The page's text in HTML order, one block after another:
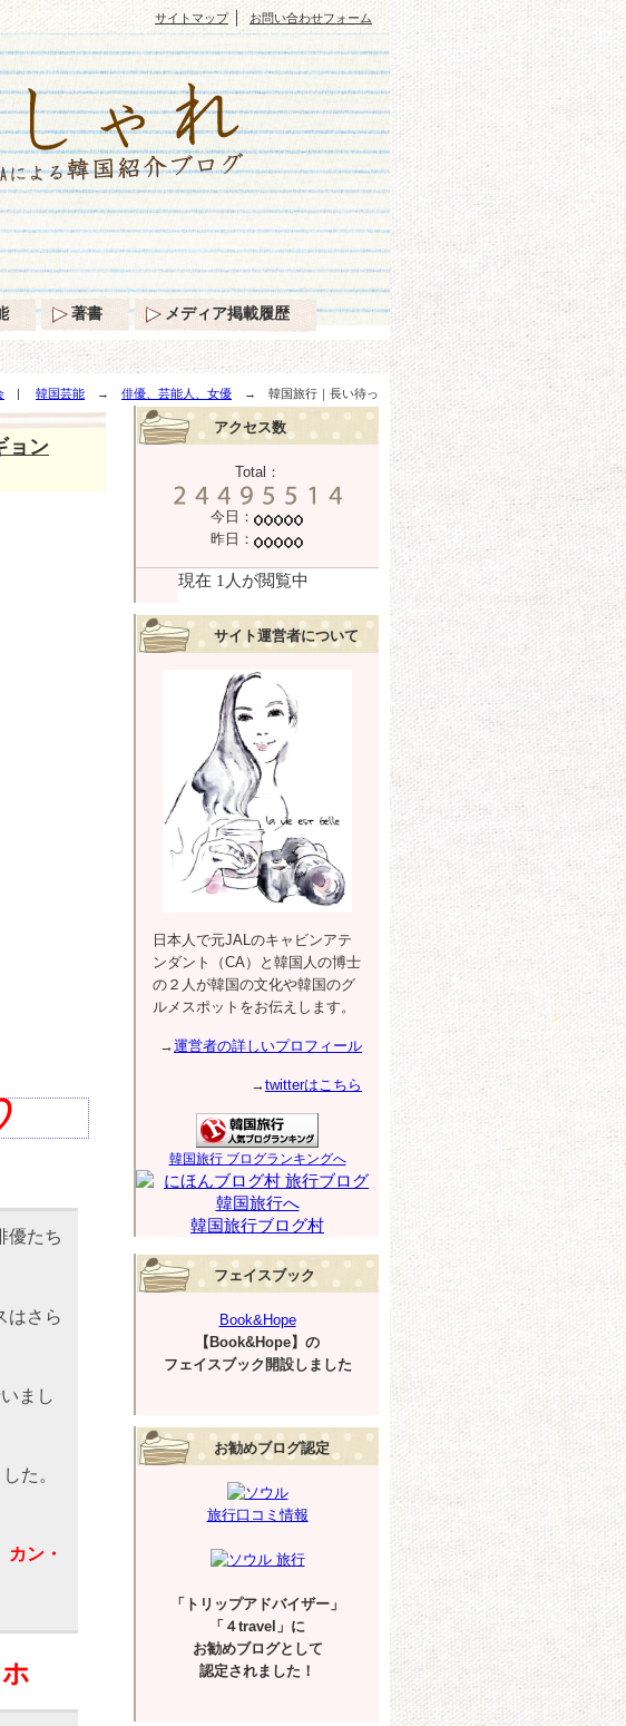
| 韓国芸能 → 俳優、芸能人、女優 → 韓国旅行｜長い待っ
ョン
優たち
はさら
まし
た。
ン・
アクセス数
Total：
今日：
昨日：
サイト運営者について
日本人で元JALのキャビンアテ
ンダント（CA）と韓国人の博士
の２人が韓国の文化や韓国のグ
ルメスポットをお伝えします。
→運営者の詳しいプロフィール
→twitterはこちら
韓国旅行 ブログランキングへ
韓国旅行ブログ村
フェイスブック
Book&Hope
【Book&Hope】の
フェイスブック開設しました
お勧めブログ認定
旅行口コミ情報
「トリップアドバイザー」
「４travel」に
お勧めブログとして
認定されました！
サイトマップ｜ お問い合わせフォーム
著書 メディア掲載履歴